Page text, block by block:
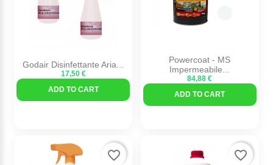
Godair Disinfettante Aria...
17,50 €
ADD TO CART
Powercoat - MS
Impermeabile...
84,88 €
ADD TO CART
favorite_border favorite_border